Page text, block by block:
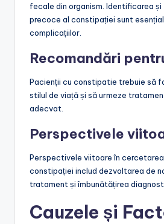
fecale din organism. Identificarea
precoce al constipației sunt
complicațiilor.
Recomandări
Pacienții cu constipatie trebuie să
stilul de viață și să urmeze
adecvat.
Perspectivele
Perspectivele viitoare în
constipației includ dezvoltarea de
tratament și îmbunătățirea
Cauzele și